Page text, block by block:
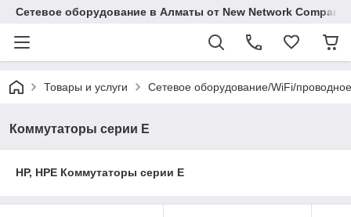
Сетевое оборудование в Алматы от New Network Company
Товары и услуги Сетевое оборудование/WiFi/проводное
Коммутаторы серии Е
HP, HPE Коммутаторы серии E